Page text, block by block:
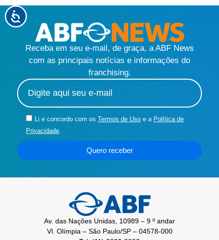
Receba em seu e-mail, de graça, a ABF News
com as principais notícias e informações do
franchising.
Li e concordo com os Termos de Uso e a Política de
Privacidade
Quero receber
Av. das Nações Unidas, 10989 – 9 º andar
Vl. Olímpia – São Paulo/SP – 04578-000